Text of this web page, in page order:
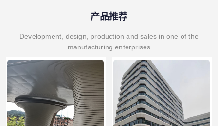
产品推荐
Development, design, production and sales in one of the
manufacturing enterprises